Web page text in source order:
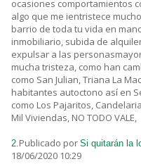
ocasiones comportamientos
algo que me ientristece
barrio de toda tu vida en
inmobiliario, subida de
expulsar a las
mucha tristeza, como han
como San Julian, Triana La
habitantes autoctono así en
como Los Pajaritos,
Mil Viviendas, NO TODO VALE,
2. Publicado por Si quitarán la
18/06/2020 10:29